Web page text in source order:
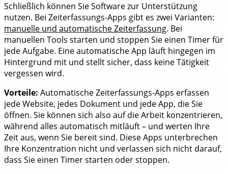
Schließlich können Sie Software zur Unterstützung
nutzen. Bei Zeiterfassungs-Apps gibt es zwei Varianten:
manuelle und automatische Zeiterfassung. Bei
manuellen Tools starten und stoppen Sie einen Timer für
jede Aufgabe. Eine automatische App läuft hingegen im
Hintergrund mit und stellt sicher, dass keine Tätigkeit
vergessen wird.
Vorteile: Automatische Zeiterfassungs-Apps erfassen
jede Website, jedes Dokument und jede App, die Sie
öffnen. Sie können sich also auf die Arbeit konzentrieren,
während alles automatisch mitläuft – und werten Ihre
Zeit aus, wenn Sie bereit sind. Diese Apps unterbrechen
Ihre Konzentration nicht und verlassen sich nicht darauf,
dass Sie einen Timer starten oder stoppen.